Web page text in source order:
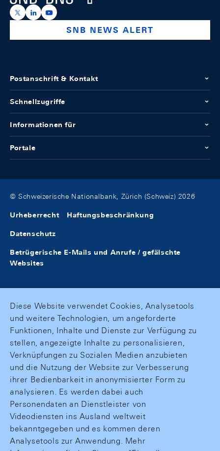
https://x.com/snb_bns
https://ch.linkedin.com/company/swiss-national-
https://www.youtube.com/@swissnationalbank
SNB NEWS ALERT
Postanschrift & Kontakt
Schnellzugriffe
Informationen für
Portale
© Schweizerische Nationalbank, Zürich (Schweiz) 2026
Urheberrecht Haftungsbeschränkung
Datenschutz
Betrügerische E-Mails und Anrufe / gefälschte
Websites
Diese Website verwendet Cookies, Analysetools
und weitere Technologien, um angeforderte
Funktionen, Inhalte und Dienste zur Verfügung zu
stellen, angezeigte Inhalte zu personalisieren,
Verknüpfungen zu Sozialen Medien anzubieten
und die Nutzung der Website zur Verbesserung
ihrer Bedienbarkeit in anonymisierter Form zu
analysieren. Es werden dabei auch
Personendaten an Dienstleister von
Videodiensten ins Ausland weltweit
bekanntgegeben und es kommen deren
Analysetools zur Anwendung. Mehr